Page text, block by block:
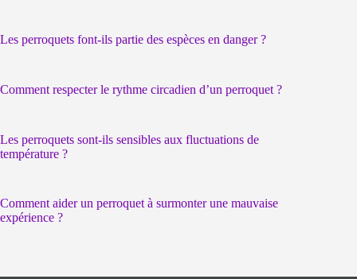
Les perroquets font-ils partie des espèces en danger ?
Comment respecter le rythme circadien d’un perroquet ?
Les perroquets sont-ils sensibles aux fluctuations de
température ?
Comment aider un perroquet à surmonter une mauvaise
expérience ?